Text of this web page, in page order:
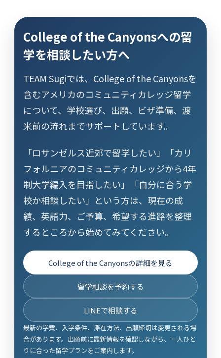
College of the Canyonsへの留
学を相談したい方へ
TEAM Sugiでは、College of the Canyonsを
含むアメリカのコミュニティカレッジ留学
について、学校選び、出願、ビザ準備、渡
米前の流れまでサポートしています。
「ロサンゼルス近郊で留学したい」「カリ
フォルニアのコミュニティカレッジから4年
制大学編入を目指したい」「自分に合う学
校か相談したい」という方は、現在の成
績、英語力、ご予算、希望する進路を整理
するところから始めてみてください。
College of the Canyonsの詳細を見る
留学相談を予約する
LINEで相談する
最新の学費、入学条件、滞在方法、出願締切は変更される場
合があります。出願前に最新情報を確認しながら、一人ひと
りに合った留学プランをご案内します。